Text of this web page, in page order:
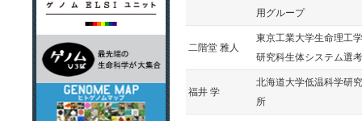
用グループ
二階堂 雅人
東京工業大学生命理工学
研究科生体システム選考
福井 学
北海道大学低温科学研究
所
2010年度